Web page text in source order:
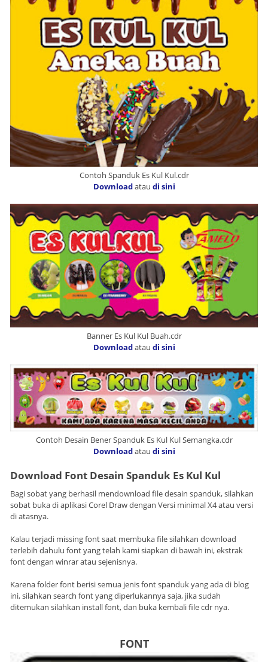
Contoh Spanduk Es Kul Kul.cdr
Downloadatau di sini
Banner Es Kul Kul Buah.cdr
Downloadatau di sini
Contoh Desain Bener Spanduk Es Kul Kul Semangka.cdr
Downloadatau di sini
Download Font Desain Spanduk Es Kul Kul
Bagi sobat yang berhasil mendownload file desain spanduk, silahkan
sobat buka di aplikasi Corel Draw dengan Versi minimal X4 atau versi
di atasnya.
Kalau terjadi missing font saat membuka file silahkan download
terlebih dahulu font yang telah kami siapkan di bawah ini, ekstrak
font dengan winrar atau sejenisnya.
Karena folder font berisi semua jenis font spanduk yang ada di blog
ini, silahkan search font yang diperlukannya saja, jika sudah
ditemukan silahkan install font, dan buka kembali file cdr nya.
FONT